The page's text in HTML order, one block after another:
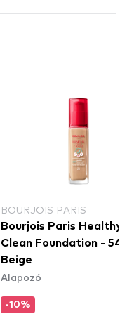
BOURJOIS PARIS
Bourjois Paris Healthy
Clean Foundation -
Beige
Alapozó
-10%